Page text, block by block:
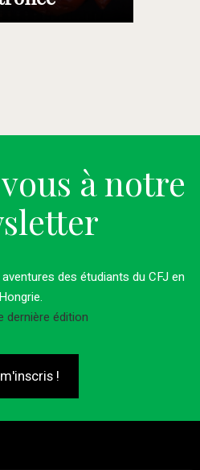
à notre
des étudiants du CFJ en
Hongrie.
dernière édition
!